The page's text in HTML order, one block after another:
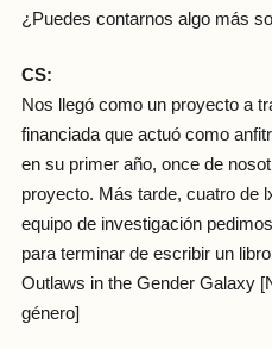
¿Puedes contarnos algo más
CS:
Nos llegó como un proyecto a
financiada que actuó como
en su primer año, once de
proyecto. Más tarde, cuatro de
equipo de investigación
para terminar de escribir un
Outlaws in the Gender Galaxy
género]